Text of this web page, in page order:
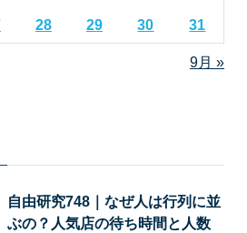
28 29 30 31
9月 »
自由研究748｜なぜ人は行列に並
ぶの？人気店の待ち時間と人数